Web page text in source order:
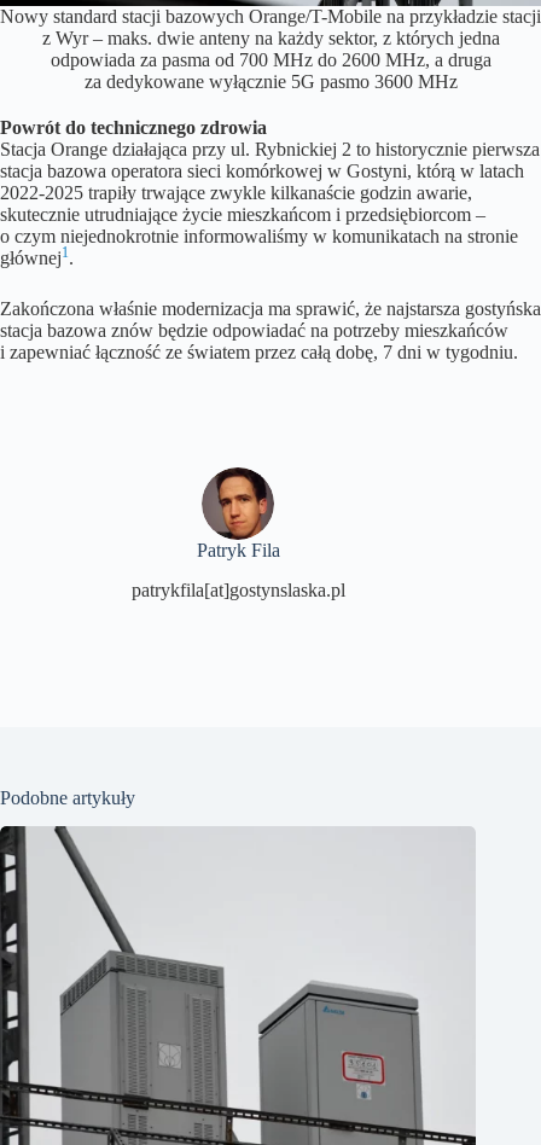
Nowy standard stacji bazowych Orange/T-Mobile na przykładzie stacji
z Wyr – maks. dwie anteny na każdy sektor, z których jedna
odpowiada za pasma od 700 MHz do 2600 MHz, a druga
za dedykowane wyłącznie 5G pasmo 3600 MHz
Powrót do technicznego zdrowia
Stacja Orange działająca przy ul. Rybnickiej 2 to historycznie pierwsza
stacja bazowa operatora sieci komórkowej w Gostyni, którą w latach
2022-2025 trapiły trwające zwykle kilkanaście godzin awarie,
skutecznie utrudniające życie mieszkańcom i przedsiębiorcom –
o czym niejednokrotnie informowaliśmy w komunikatach na stronie
głównej1 .
Zakończona właśnie modernizacja ma sprawić, że najstarsza gostyńska
stacja bazowa znów będzie odpowiadać na potrzeby mieszkańców
i zapewniać łączność ze światem przez całą dobę, 7 dni w tygodniu.
Patryk Fila
patrykfila[at]gostynslaska.pl
Podobne artykuły